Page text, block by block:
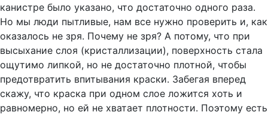
канистре было указано, что достаточно одного раза.
Но мы люди пытливые, нам все нужно проверить и, как
оказалось не зря. Почему не зря? А потому, что при
высыхание слоя (кристаллизации), поверхность стала
ощутимо липкой, но не достаточно плотной, чтобы
предотвратить впитывания краски. Забегая вперед
скажу, что краска при одном слое ложится хоть и
равномерно, но ей не хватает плотности. Поэтому есть